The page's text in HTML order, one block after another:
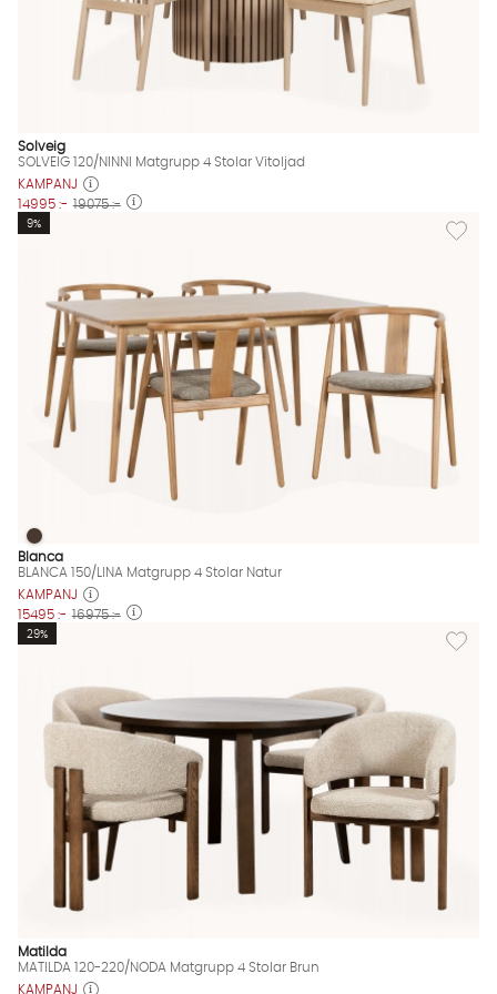
Solveig
SOLVEIG 120/NINNI Matgrupp 4 Stolar Vitoljad
KAMPANJ
14995 :- 19075 :-
Lägg
9%
BLANCA 150/LINA Matgrupp 4 Stolar Natur Finns även i dessa
BLANCA 150/LINA Matgrupp 4 Stolar Natur
Blanca
BLANCA 150/LINA Matgrupp 4 Stolar Natur
KAMPANJ
15495 :- 16975 :-
Lägg
29%
Matilda
MATILDA 120-220/NODA Matgrupp 4 Stolar Brun
KAMPANJ